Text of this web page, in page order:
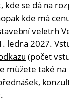
kde se dá na
kde má
veletrh
ledna 2027.
(počet
můžete také